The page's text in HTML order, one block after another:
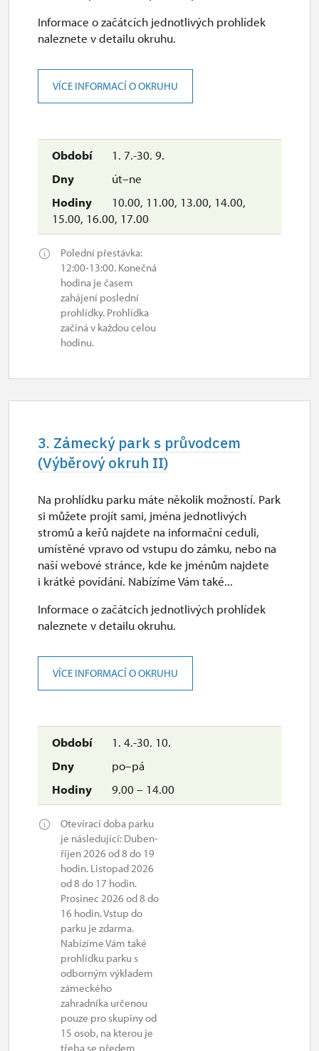
1. 7.-30. 9.
út–ne
10.00, 11.00, 13.00, 14.00,
15.00, 16.00, 17.00
Polední přestávka:
12:00-13:00. Konečná
hodina je časem
zahájení poslední
prohlídky. Prohlídka
začíná v každou celou
hodinu.
Informace o začátcích jednotlivých prohlídek
naleznete v detailu okruhu.
VÍCE INFORMACÍ O OKRUHU
3. Zámecký park s průvodcem
(Výběrový okruh II)
1. 4.-30. 10.
po–pá
9.00 – 14.00
Otevírací doba parku
je následující: Duben-
říjen 2026 od 8 do 19
hodin. Listopad 2026
od 8 do 17 hodin.
Prosinec 2026 od 8 do
16 hodin. Vstup do
parku je zdarma.
Nabízíme Vám také
prohlídku parku s
odborným výkladem
zámeckého
zahradníka určenou
pouze pro skupiny od
15 osob, na kterou je
třeba se předem
Na prohlídku parku máte několik možností. Park
si můžete projít sami, jména jednotlivých
stromů a keřů najdete na informační ceduli,
umístěné vpravo od vstupu do zámku, nebo na
naší webové stránce, kde ke jménům najdete
i krátké povídání. Nabízíme Vám také...
Informace o začátcích jednotlivých prohlídek
naleznete v detailu okruhu.
VÍCE INFORMACÍ O OKRUHU